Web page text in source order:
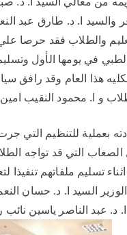
والسيد ا. د. طارق عبد
والطلاب فقد حرصا
في يومها الأول
هذا العام وقد رافق
و ا. محمود النقيب امين
بعملية للتنظيم التي
الصعاب التي قد تواجه
تسليم ملفاتهم تنفيذا
السيد ا. د. حسان
ا. د. عبد الناصر ياسين